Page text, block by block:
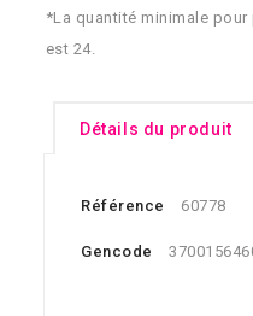
*La quantité minimale
est 24.
Détails du produit
Référence 60778
Gencode